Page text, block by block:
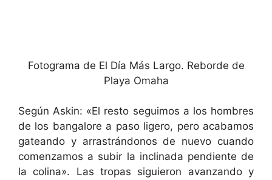
Fotograma de El Día Más Largo. Reborde de
Playa Omaha
Según Askin: «El resto seguimos a los hombres
de los bangalore a paso ligero, pero acabamos
gateando y arrastrándonos de nuevo cuando
comenzamos a subir la inclinada pendiente de
la colina». Las tropas siguieron avanzando y